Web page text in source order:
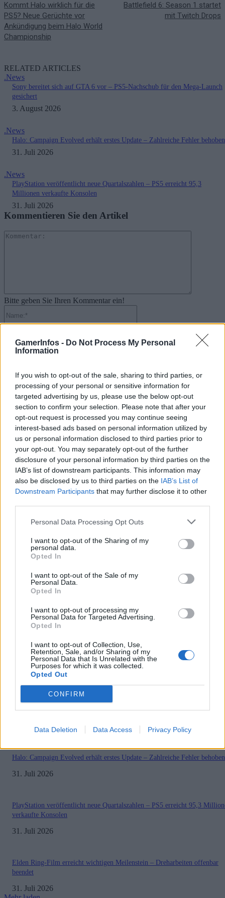
GamerInfos - Do Not Process My Personal
Information
If you wish to opt-out of the sale, sharing to third parties, or
processing of your personal or sensitive information for
targeted advertising by us, please use the below opt-out
section to confirm your selection. Please note that after your
opt-out request is processed you may continue seeing
interest-based ads based on personal information utilized by
us or personal information disclosed to third parties prior to
your opt-out. You may separately opt-out of the further
disclosure of your personal information by third parties on the
IAB’s list of downstream participants. This information may
also be disclosed by us to third parties on the IAB’s List of
Downstream Participants that may further disclose it to other
Personal Data Processing Opt Outs
I want to opt-out of the Sharing of my
personal data.
Opted In
I want to opt-out of the Sale of my
Personal Data.
Opted In
I want to opt-out of processing my
Personal Data for Targeted Advertising.
Opted In
I want to opt-out of Collection, Use,
Retention, Sale, and/or Sharing of my
Personal Data that Is Unrelated with the
Purposes for which it was collected.
Opted Out
CONFIRM
Data Deletion Data Access Privacy Policy
Kommt Halo wirklich für die
PS5? Neue Gerüchte vor
Ankündigung beim Halo World
Championship
Battlefield 6: Season 1 startet
mit Twitch Drops
RELATED ARTICLES
.News
Sony bereitet sich auf GTA 6 vor – PS5-Nachschub für den Mega-Launch
gesichert
3. August 2026
.News
Halo: Campaign Evolved erhält erstes Update – Zahlreiche Fehler behoben
31. Juli 2026
.News
PlayStation veröffentlicht neue Quartalszahlen – PS5 erreicht 95,3
Millionen verkaufte Konsolen
31. Juli 2026
Kommentieren Sie den Artikel
Bitte geben Sie Ihren Kommentar ein!
E-
Mail:*
Website:
Suche
Kategorien
.News
Gadgets | Zubehör | Hardware Reviews
Gadgets | Zubehör | Technik
Game Previews
PlayStation
Reviews
Store Update DACH PlayStation Plus
BELIEBT
Sony bereitet sich auf GTA 6 vor – PS5-Nachschub für den Mega-Launch
gesichert
3. August 2026
Halo: Campaign Evolved erhält erstes Update – Zahlreiche Fehler behoben
31. Juli 2026
PlayStation veröffentlicht neue Quartalszahlen – PS5 erreicht 95,3
verkaufte Konsolen
31. Juli 2026
Elden Ring-Film erreicht wichtigen Meilenstein – Dreharbeiten offenbar
beendet
31. Juli 2026